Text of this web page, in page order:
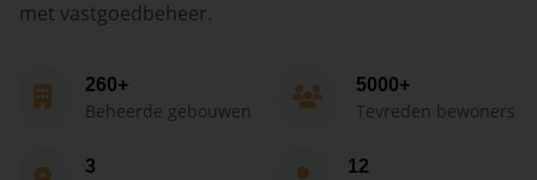
met vastgoedbeheer.
260+
Beheerde gebouwen
5000+
Tevreden bewoners
3 12